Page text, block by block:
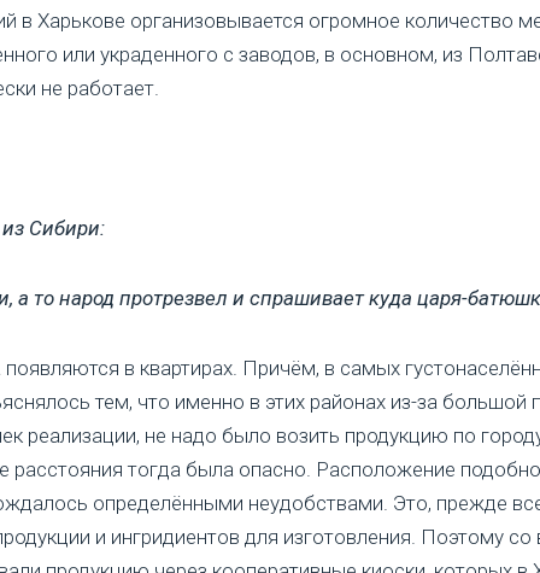
в Харькове организовывается огромное количество
или украденного с заводов, в основном, из
не работает.
Сибири:
а то народ протрезвел и спрашивает куда царя-
в квартирах. Причём, в самых
тем, что именно в этих районах из-за большой
реализации, не надо было возить продукцию по
расстояния тогда была опасно. Расположение
определёнными неудобствами. Это, прежде
и ингридиентов для изготовления. Поэтому